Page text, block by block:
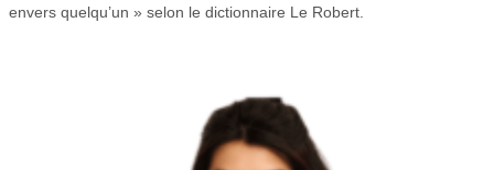
envers quelqu’un » selon le dictionnaire Le Robert.